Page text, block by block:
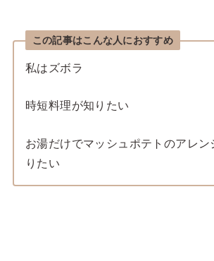
この記事はこんな人におすすめ
私はズボラ
時短料理が知りたい
お湯だけでマッシュポテトのアレン
りたい